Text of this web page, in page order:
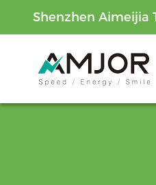
Shenzhen Aimeijia